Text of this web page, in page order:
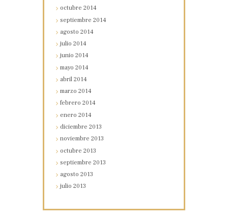
octubre2014
septiembre2014
agosto2014
julio2014
junio2014
mayo2014
abril2014
marzo2014
febrero2014
enero2014
diciembre2013
noviembre2013
octubre2013
septiembre2013
agosto2013
julio2013